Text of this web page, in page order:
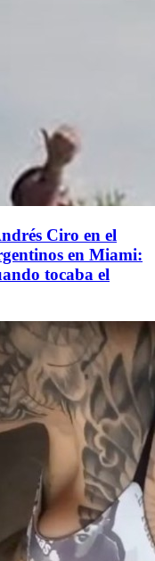
Ciro en el
en Miami:
tocaba el